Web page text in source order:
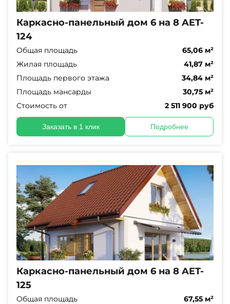
Каркасно-панельный дом 6 на 8 AET-
124
Общая площадь
65,06 м²
Жилая площадь
41,87 м²
Площадь первого этажа
34,84 м²
Площадь мансарды
30,75 м²
Стоимость от
2 511 900 руб
Заказать в 1 клик Подробнее
Каркасно-панельный дом 6 на 8 AET-
125
Общая площадь
67,55 м²